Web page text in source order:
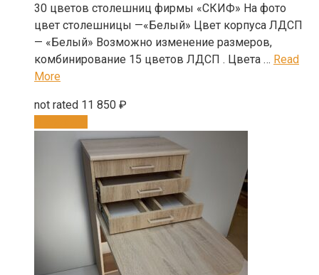
30 цветов столешниц фирмы «СКИФ» На фото
цвет столешницы —«Белый» Цвет корпуса ЛДСП
— «Белый» Возможно изменение размеров,
комбинирование 15 цветов ЛДСП . Цвета … Read
More
not rated 11 850 ₽